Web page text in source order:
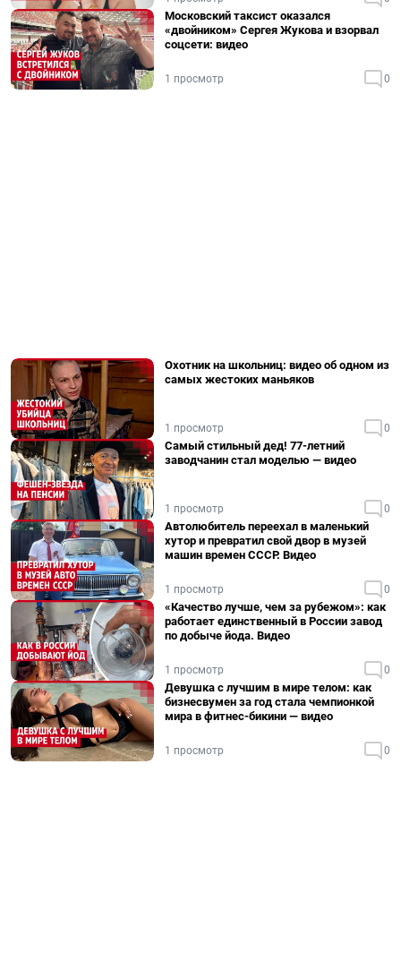
Московский таксист оказался
«двойником» Сергея Жукова и взорвал
соцсети: видео
1 просмотр 0
Охотник на школьниц: видео об одном из
самых жестоких маньяков
1 просмотр 0
Самый стильный дед! 77-летний
заводчанин стал моделью — видео
1 просмотр 0
Автолюбитель переехал в маленький
хутор и превратил свой двор в музей
машин времен СССР. Видео
1 просмотр 0
«Качество лучше, чем за рубежом»: как
работает единственный в России завод
по добыче йода. Видео
1 просмотр 0
Девушка с лучшим в мире телом: как
бизнесвумен за год стала чемпионкой
мира в фитнес-бикини — видео
1 просмотр 0